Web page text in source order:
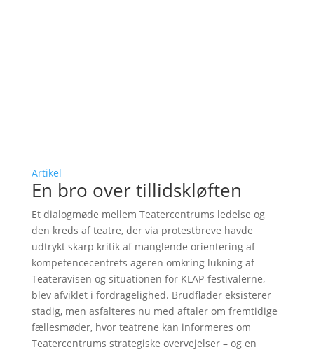
Artikel
En bro over tillidskløften
Et dialogmøde mellem Teatercentrums ledelse og
den kreds af teatre, der via protestbreve havde
udtrykt skarp kritik af manglende orientering af
kompetencecentrets ageren omkring lukning af
Teateravisen og situationen for KLAP-festivalerne,
blev afviklet i fordragelighed. Brudflader eksisterer
stadig, men asfalteres nu med aftaler om fremtidige
fællesmøder, hvor teatrene kan informeres om
Teatercentrums strategiske overvejelser – og en